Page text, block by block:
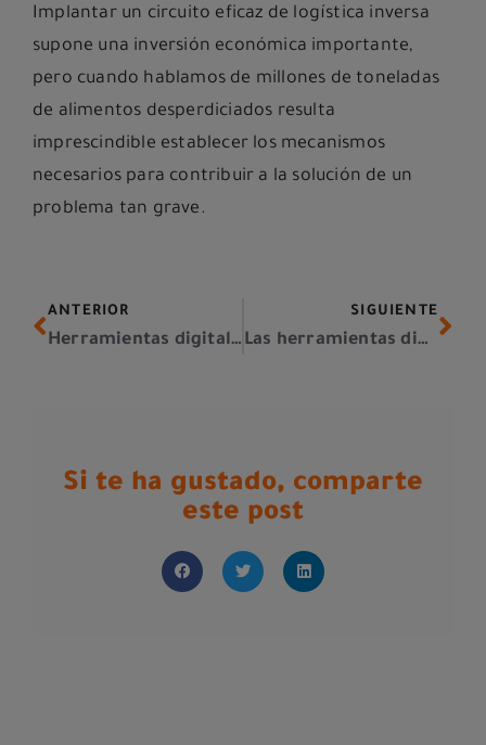
Implantar un circuito eficaz de logística inversa
supone una inversión económica importante,
pero cuando hablamos de millones de toneladas
de alimentos desperdiciados resulta
imprescindible establecer los mecanismos
necesarios para contribuir a la solución de un
problema tan grave.
ANTERIOR
Herramientas digitales para la gestión de almacén
SIGUIENTE
Las herramientas digitales para la gestión de flotas
Si te ha gustado, comparte
este post